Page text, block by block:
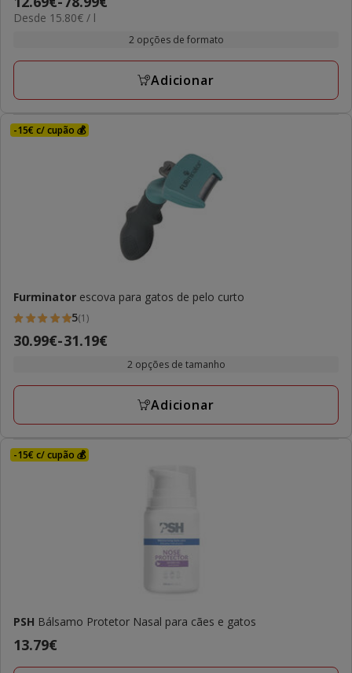
de
a
15.80€
Desde 15.80€ / l
2 opções de formato
Adicionar
-15€ c/ cupão 💰
Furminator escova para gatos de pelo curto
5
estrelas
1
5(1)
Preço
a
31.19€
30.99€-31.19€
2 opções de tamanho
Adicionar
-15€ c/ cupão 💰
PSH Bálsamo Protetor Nasal para cães e gatos
Preço
13.79€
13.79€